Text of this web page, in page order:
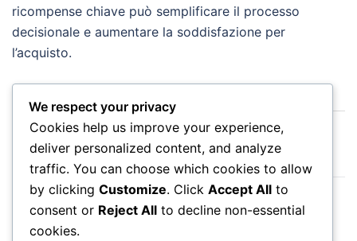
ricompense chiave può semplificare il processo
decisionale e aumentare la soddisfazione per
l’acquisto.
Post
navigation
Ricompense Stagionali del Pass Battaglia:
Oggetti a tema, Cosmetici a tempo limitato
Ricompense della Sfida del Pass Battaglia: Oggetti
aggiuntivi per il completamento di compiti
We respect your privacy
Cookies help us improve your experience,
deliver personalized content, and analyze
traffic. You can choose which cookies to allow
by clicking Customize. Click Accept All to
consent or Reject All to decline non-essential
cookies.